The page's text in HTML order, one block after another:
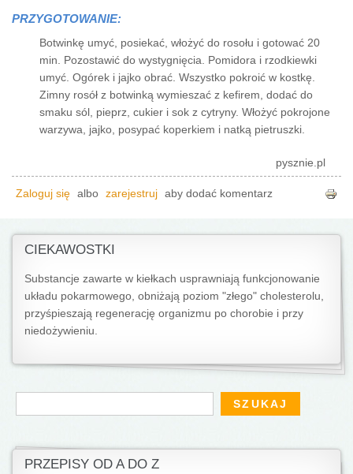
PRZYGOTOWANIE:
Botwinkę umyć, posiekać, włożyć do rosołu i gotować 20
min. Pozostawić do wystygnięcia. Pomidora i rzodkiewki
umyć. Ogórek i jajko obrać. Wszystko pokroić w kostkę.
Zimny rosół z botwinką wymieszać z kefirem, dodać do
smaku sól, pieprz, cukier i sok z cytryny. Włożyć pokrojone
warzywa, jajko, posypać koperkiem i natką pietruszki.
pysznie.pl
Zaloguj się albo zarejestruj aby dodać komentarz
CIEKAWOSTKI
Substancje zawarte w kiełkach usprawniają funkcjonowanie
układu pokarmowego, obniżają poziom "złego" cholesterolu,
przyśpieszają regenerację organizmu po chorobie i przy
niedożywieniu.
Formularz wyszukiwania
Szukaj
PRZEPISY OD A DO Z